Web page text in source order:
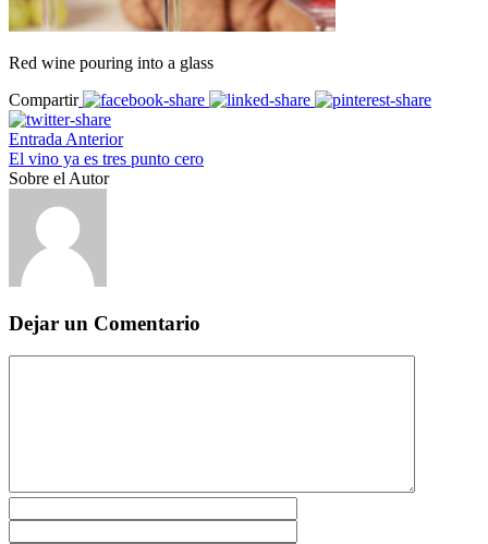
Red wine pouring into a glass
Compartir
Entrada Anterior
El vino ya es tres punto cero
Sobre el Autor
Dejar un Comentario